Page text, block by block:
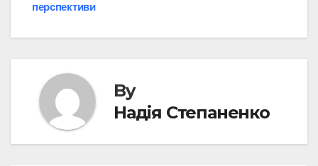
перспективи
By
Надія Степаненко